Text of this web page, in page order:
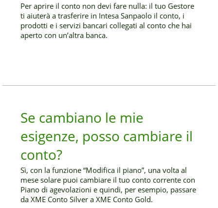
Per aprire il conto non devi fare nulla: il tuo Gestore
ti aiuterà a trasferire in Intesa Sanpaolo il conto, i
prodotti e i servizi bancari collegati al conto che hai
aperto con un’altra banca.
Se cambiano le mie
esigenze, posso cambiare il
conto?
Sì, con la funzione “Modifica il piano”, una volta al
mese solare puoi cambiare il tuo conto corrente con
Piano di agevolazioni e quindi, per esempio, passare
da XME Conto Silver a XME Conto Gold.